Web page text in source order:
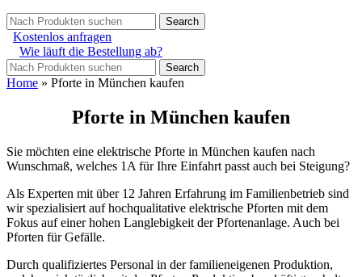
Search
Kostenlos anfragen
Wie läuft die Bestellung ab?
Search
Home » Pforte in München kaufen
Pforte in München kaufen
Sie möchten eine elektrische Pforte in München kaufen nach
Wunschmaß, welches 1A für Ihre Einfahrt passt auch bei Steigung?
Als Experten mit über 12 Jahren Erfahrung im Familienbetrieb sind
wir spezialisiert auf hochqualitative elektrische Pforten mit dem
Fokus auf einer hohen Langlebigkeit der Pfortenanlage. Auch bei
Pforten für Gefälle.
Durch qualifiziertes Personal in der familieneigenen Produktion,